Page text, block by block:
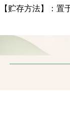
【贮存方法】：置